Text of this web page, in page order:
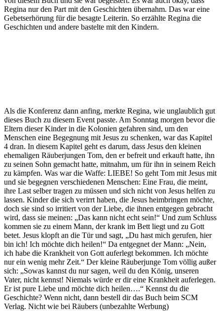
Regina nur den Part mit den Geschichten übernahm. Das war eine
Gebetserhörung für die besagte Leiterin. So erzählte Regina die
Geschichten und andere bastelte mit den Kindern.
Als die Konferenz dann anfing, merkte Regina, wie unglaublich gut
dieses Buch zu diesem Event passte. Am Sonntag morgen bevor die
Eltern dieser Kinder in die Kolonien gefahren sind, um den
Menschen eine Begegnung mit Jesus zu schenken, war das Kapitel
4 dran. In diesem Kapitel geht es darum, dass Jesus den kleinen
ehemaligen Räuberjungen Tom, den er befreit und erkauft hatte, ihn
zu seinen Sohn gemacht hatte, mitnahm, um für ihn in seinem Reich
zu kämpfen. Was war die Waffe: LIEBE! So geht Tom mit Jesus mit
und sie begegnen verschiedenen Menschen: Eine Frau, die meint,
ihre Last selber tragen zu müssen und sich nicht von Jesus helfen zu
lassen. Kinder die sich verirrt haben, die Jesus heimbringen möchte,
doch sie sind so irritiert von der Liebe, die ihnen entgegen gebracht
wird, dass sie meinen: „Das kann nicht echt sein!“ Und zum Schluss
kommen sie zu einem Mann, der krank im Bett liegt und zu Gott
betet. Jesus klopft an die Tür und sagt, „Du hast mich gerufen, hier
bin ich! Ich möchte dich heilen!“ Da entgegnet der Mann: „Nein,
ich habe die Krankheit von Gott auferlegt bekommen. Ich möchte
nur ein wenig mehr Zeit.“ Der kleine Räuberjunge Tom völlig außer
sich: „Sowas kannst du nur sagen, weil du den König, unseren
Vater, nicht kennst! Niemals würde er dir eine Krankheit auferlegen.
Er ist pure Liebe und möchte dich heilen….“ Kennst du die
Geschichte? Wenn nicht, dann bestell dir das Buch beim SCM
Verlag. Nicht wie bei Räubers (unbezahlte Werbung)